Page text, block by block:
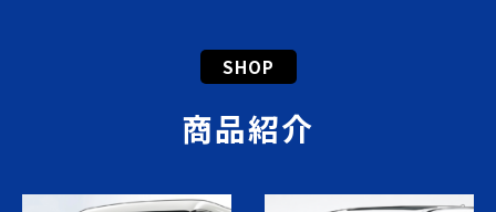
SHOP
商品紹介